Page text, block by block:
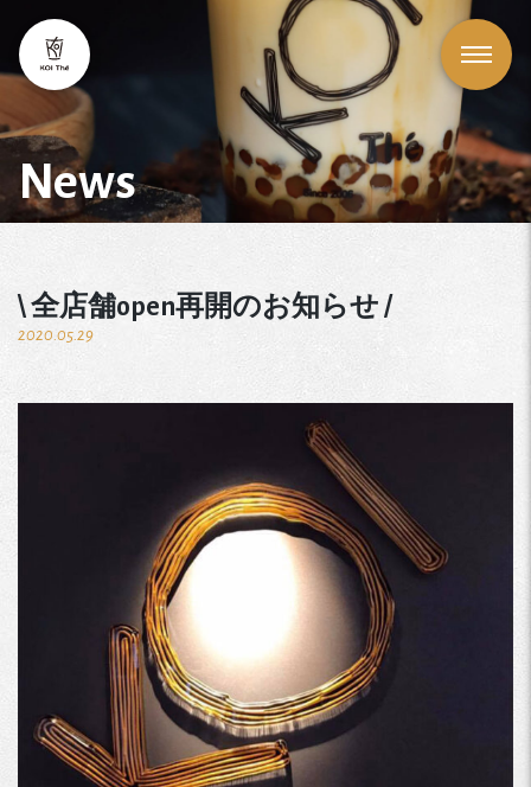
News
\ 全店舗open再開のお知らせ /
2020.05.29